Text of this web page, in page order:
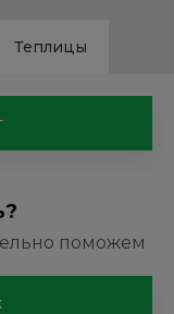
Теплицы
поможем